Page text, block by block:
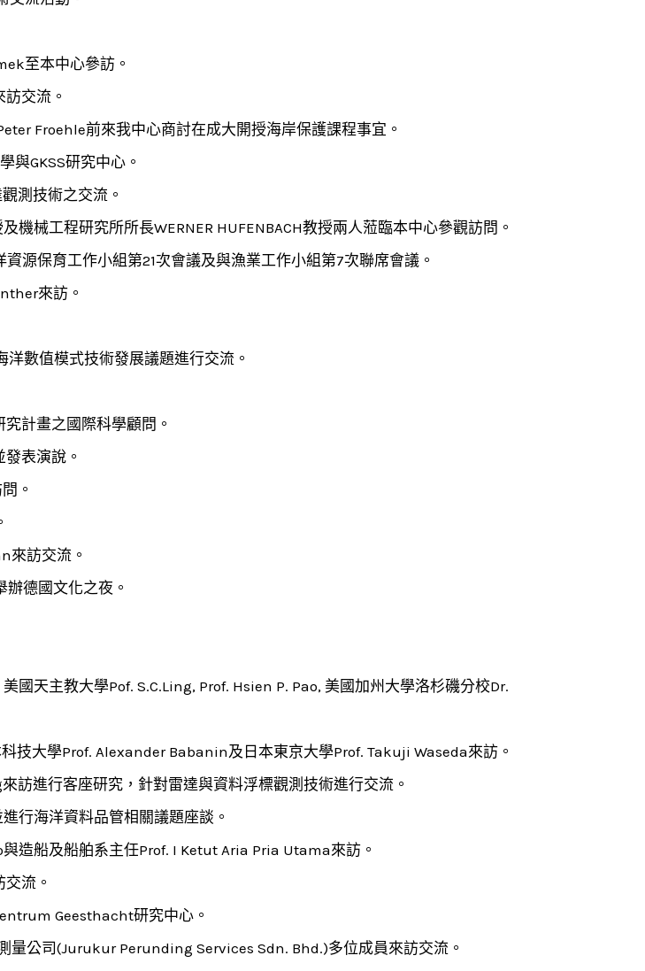
至本中心參訪。
交流。
Froehle前來我中心商討在成大開授海岸保護課程事宜。
與GKSS研究中心。
測技術之交流。
械工程研究所所長WERNER HUFENBACH教授兩人蒞臨本中心參觀訪問。
源保育工作小組第21次會議及與漁業工作小組第7次聯席會議。
來訪。
數值模式技術發展議題進行交流。
計畫之國際科學顧問。
表演說。
。
來訪交流。
德國文化之夜。
天主教大學Pof. S.C.Ling, Prof. Hsien P. Pao, 美國加州大學洛杉磯分校Dr.
技大學Prof. Alexander Babanin及日本東京大學Prof. Takuji Waseda來訪。
訪進行客座研究，針對雷達與資料浮標觀測技術進行交流。
行海洋資料品管相關議題座談。
造船及船舶系主任Prof. I Ketut Aria Pria Utama來訪。
流。
Geesthacht研究中心。
量公司(Jurukur Perunding Services Sdn. Bhd.)多位成員來訪交流。